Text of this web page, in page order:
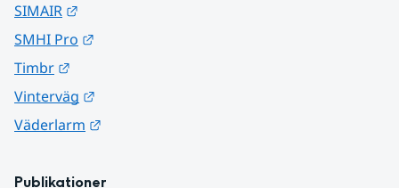
SIMAIR
SMHI Pro
Timbr
Vinterväg
Väderlarm
Publikationer